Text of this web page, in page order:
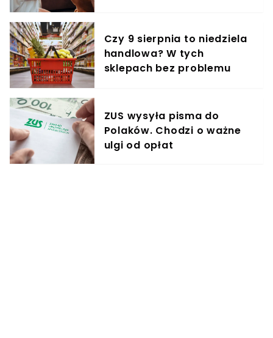
Czy 9 sierpnia to niedziela
handlowa? W tych
sklepach bez problemu
ZUS wysyła pisma do
Polaków. Chodzi o ważne
ulgi od opłat